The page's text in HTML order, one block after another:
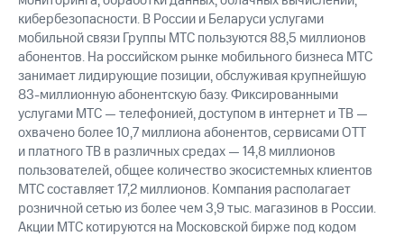
Еврооблигации-2023
Уведомление
о
погашении
именных
облигаций
Другое
Регистратор
Реквизиты
Контакты
развитие
деловая этика
На главную
кибербезопасности. В России и Беларуси услугами
мобильной связи Группы МТС пользуются 88,5 миллионов
абонентов. На российском рынке мобильного бизнеса МТС
занимает лидирующие позиции, обслуживая крупнейшую
83-миллионную абонентскую базу. Фиксированными
услугами МТС — телефонией, доступом в интернет и ТВ —
охвачено более 10,7 миллиона абонентов, сервисами OTT
и платного ТВ в различных средах — 14,8 миллионов
пользователей, общее количество экосистемных клиентов
МТС составляет 17,2 миллионов. Компания располагает
розничной сетью из более чем 3,9 тыс. магазинов в России.
Акции МТС котируются на Московской бирже под кодом